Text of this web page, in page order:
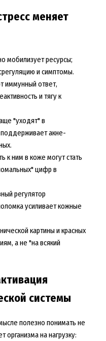
меняет
мобилизует ресурсы;
и симптомы.
иммунный ответ,
и тягу к
"уходят" в
акне-
к ним в коже могут стать
цифр в
регулятор
усиливает кожные
картины и красных
а не "на всякий
системы
полезно понимать не
организма на нагрузку: